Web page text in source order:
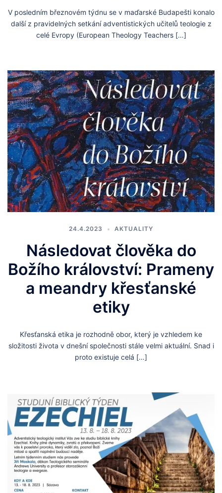
V posledním březnovém týdnu se v maďarské Budapešti konalo
další z pravidelných setkání adventistických učitelů teologie z
celé Evropy (European Theology Teachers […]
24.4.2023 AKTUALITY
Následovat člověka do
Božího království: Prameny
a meandry křesťanské
etiky
Křesťanská etika je rozhodně obor, který je vzhledem ke
složitosti života v dnešní společnosti stále velmi aktuální. Snad i
proto existuje celá […]